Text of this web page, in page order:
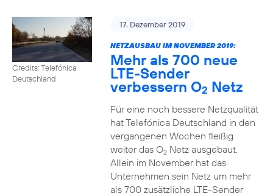
Credits: Telefónica
Deutschland
17. Dezember 2019
NETZAUSBAU IM NOVEMBER 2019:
Mehr als 700 neue
LTE-Sender
verbessern O2 Netz
Für eine noch bessere Netzqualität
hat Telefónica Deutschland in den
vergangenen Wochen fleißig
weiter das O2Netz ausgebaut.
Allein im November hat das
Unternehmen sein Netz um mehr
als 700 zusätzliche LTE-Sender